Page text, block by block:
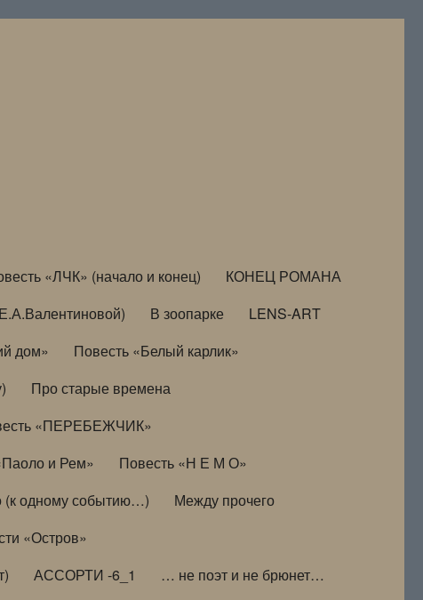
«ЛЧК» (начало и конец)
КОНЕЦ РОМАНА
В зоопарке
LENS-ART
дом»
Повесть «Белый карлик»
Про старые времена
«ПЕРЕБЕЖЧИК»
и Рем»
Повесть «Н Е М О»
(к одному событию…)
Между прочего
«Остров»
АССОРТИ -6_1
… не поэт и не брюнет…